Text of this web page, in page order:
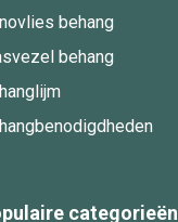
behang
behang
categorieën